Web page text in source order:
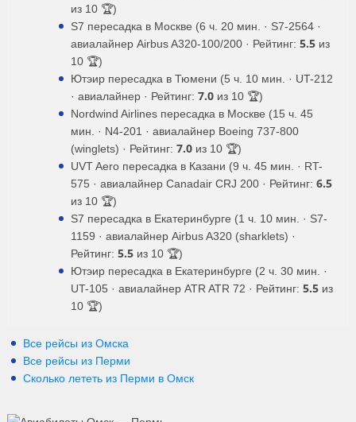
из 10 🏆)
S7 пересадка в Москве (6 ч. 20 мин. · S7-2564 ·
авиалайнер Airbus A320-100/200 · Рейтинг: 5.5 из
10 🏆)
Ютэир пересадка в Тюмени (5 ч. 10 мин. · UT-212
· авиалайнер · Рейтинг: 7.0 из 10 🏆)
Nordwind Airlines пересадка в Москве (15 ч. 45
мин. · N4-201 · авиалайнер Boeing 737-800
(winglets) · Рейтинг: 7.0 из 10 🏆)
UVT Aero пересадка в Казани (9 ч. 45 мин. · RT-
575 · авиалайнер Canadair CRJ 200 · Рейтинг: 6.5
из 10 🏆)
S7 пересадка в Екатеринбурге (1 ч. 10 мин. · S7-
1159 · авиалайнер Airbus A320 (sharklets) ·
Рейтинг: 5.5 из 10 🏆)
Ютэир пересадка в Екатеринбурге (2 ч. 30 мин. ·
UT-105 · авиалайнер ATR ATR 72 · Рейтинг: 5.5 из
10 🏆)
Все рейсы из Омска
Все рейсы из Перми
Сколько лететь из Перми в Омск